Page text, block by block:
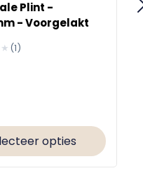
Plint -
- Voorgelakt
(1)
opties